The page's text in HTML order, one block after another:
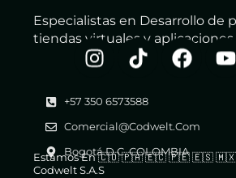
Especialistas en Desarrollo de
tiendas virtuales y aplicaciones
+57 350 6573588
Comercial@codwelt.com
Bogotá D.C. COLOMBIA
Estamos En 🇨🇴 🇵🇦 🇪🇨 🇵🇪 🇪🇸 🇲🇽
Codwelt S.A.S